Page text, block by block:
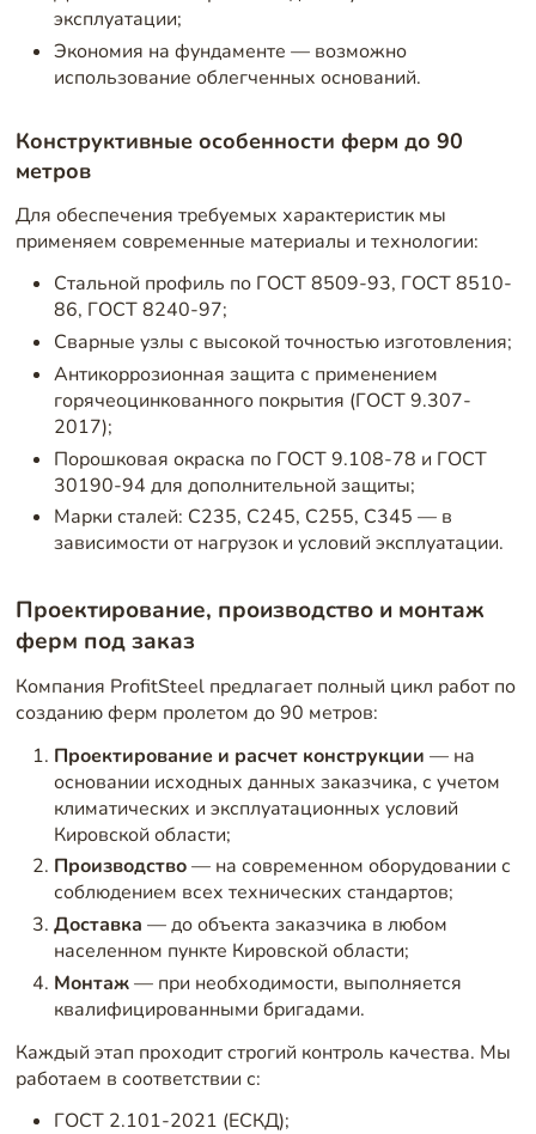
эксплуатации;
Экономия на фундаменте — возможно
использование облегченных оснований.
Конструктивные особенности ферм до 90
метров
Для обеспечения требуемых характеристик мы
применяем современные материалы и технологии:
Стальной профиль по ГОСТ 8509-93, ГОСТ 8510-
86, ГОСТ 8240-97;
Сварные узлы с высокой точностью изготовления;
Антикоррозионная защита с применением
горячеоцинкованного покрытия (ГОСТ 9.307-
2017);
Порошковая окраска по ГОСТ 9.108-78 и ГОСТ
30190-94 для дополнительной защиты;
Марки сталей: С235, С245, С255, С345 — в
зависимости от нагрузок и условий эксплуатации.
Проектирование, производство и монтаж
ферм под заказ
Компания ProfitSteel предлагает полный цикл работ по
созданию ферм пролетом до 90 метров:
Проектирование и расчет конструкции — на
основании исходных данных заказчика, с учетом
климатических и эксплуатационных условий
Кировской области;
Производство— на современном оборудовании с
соблюдением всех технических стандартов;
Доставка — до объекта заказчика в любом
населенном пункте Кировской области;
Монтаж— при необходимости, выполняется
квалифицированными бригадами.
Каждый этап проходит строгий контроль качества. Мы
работаем в соответствии с:
ГОСТ 2.101-2021 (ЕСКД);